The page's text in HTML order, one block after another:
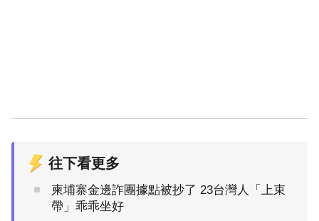
往下看更多
柬埔寨金邊詐團據點被抄了 23台灣人「上束
帶」乖乖坐好